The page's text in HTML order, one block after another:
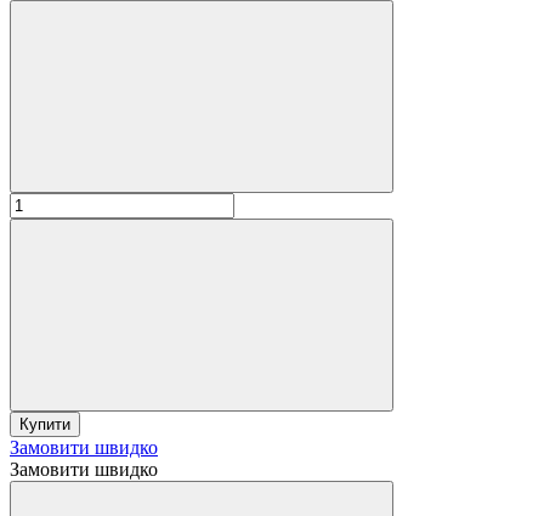
Купити
Замовити швидко
Замовити швидко